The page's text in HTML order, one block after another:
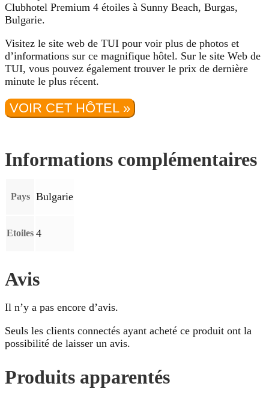
Clubhotel Premium 4 étoiles à Sunny Beach, Burgas,
Bulgarie.
Visitez le site web de TUI pour voir plus de photos et
d’informations sur ce magnifique hôtel. Sur le site Web de
TUI, vous pouvez également trouver le prix de dernière
minute le plus récent.
VOIR CET HÔTEL »
Informations complémentaires
Pays Bulgarie
Etoiles 4
Avis
Il n’y a pas encore d’avis.
Seuls les clients connectés ayant acheté ce produit ont la
possibilité de laisser un avis.
Produits apparentés